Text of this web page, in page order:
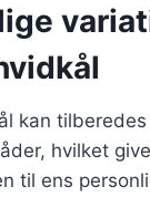
kan
hvilket
til ens